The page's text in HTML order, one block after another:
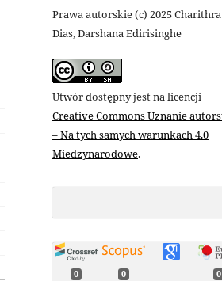
Prawa autorskie (c) 2025 Charithra
Dias, Darshana Edirisinghe
Utwór dostępny jest na licencji
Creative Commons Uznanie
– Na tych samych warunkach 4.0
Miedzynarodowe.
0 0 0